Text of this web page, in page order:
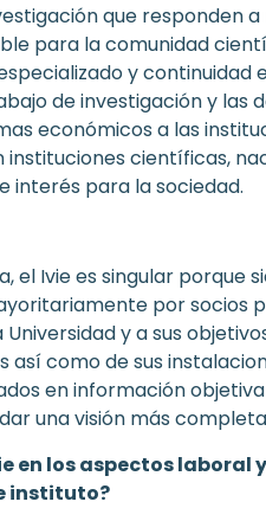
que responden
para la comunidad
y
de investigación y las
económicos a las
científicas,
interés para la sociedad.
el Ivie es singular
por socios
Universidad y a sus
así como de sus
en información
una visión más
en los aspectos
instituto?